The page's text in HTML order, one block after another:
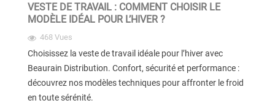
VESTE DE TRAVAIL : COMMENT CHOISIR LE
MODÈLE IDÉAL POUR L’HIVER ?
468 Vues
Choisissez la veste de travail idéale pour l’hiver avec
Beaurain Distribution. Confort, sécurité et performance :
découvrez nos modèles techniques pour affronter le froid
en toute sérénité.